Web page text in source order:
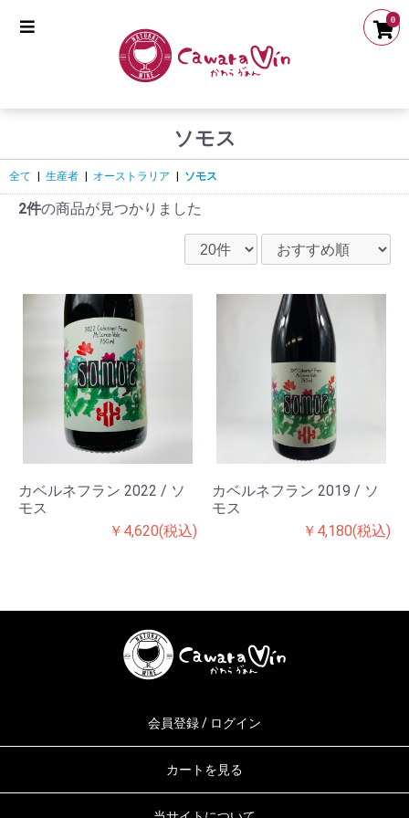
0
ソモス
全て 生産者 オーストラリア ソモス
2件の商品が見つかりました
カベルネフラン 2022 / ソ
モス
￥4,620(税込)
カベルネフラン 2019 / ソ
モス
￥4,180(税込)
会員登録 / ログイン
カートを見る